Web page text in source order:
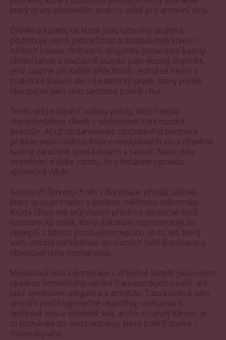
který ocení především znalci s vášní pro archivní vína.
Dřevěná kazeta, ve které jsou tato vína uložena,
podtrhuje jejich jedinečnost a dodává celé kolekci
nádech luxusu. Robustní, elegantní provedení kazety
chrání lahve a současně působí jako vkusný doplněk,
jenž zaujme při každé příležitosti. Jedná se nejen o
praktické balení, ale i o estetický prvek, který potěší
oko stejně jako víno samotné potěší chuť.
Tento set je ideální volbou pro ty, kteří hledají
reprezentativní dárek s nádechem francouzské
prestiže. Ať už obdarováváte obchodního partnera,
přátele nebo rodinu, trojice medailových vín v dřevěné
kazetě zaručeně vyvolá dojem a radost. Navíc díky
oceněním získáte jistotu, že předáváte opravdu
výjimečný výběr.
Kazeta tří červených vín z Bordeaux přináší zážitek,
který spojuje tradici s kvalitou ověřenou odborníky.
Každá láhev má svůj vlastní příběh a společně tvoří
harmonický celek, který dokonale reprezentuje to
nejlepší z tohoto proslulého regionu. Je to set, který
vám umožní nahlédnout do různých tváří Bordeaux a
objevovat jeho rozmanitost.
Medailová vína z Bordeaux v dřevěné kazetě jsou nejen
ukázkou řemeslného umění francouzských vinařů, ale
také symbolem elegance a prestiže. Tato kolekce vám
umožní prožít výjimečné okamžiky, vychutnat si
špičková vína a obohatit svůj archiv o cenný klenot. Je
to pozvánka do světa noblesy, která potěší znalce i
milovníky vína.